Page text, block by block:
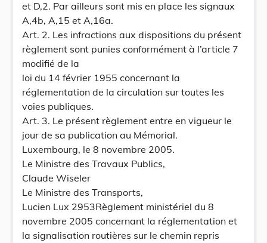
et D,2. Par ailleurs sont mis en place les signaux
A,4b, A,15 et A,16a.
Art. 2. Les infractions aux dispositions du présent
règlement sont punies conformément à l’article 7
modifié de la
loi du 14 février 1955 concernant la
réglementation de la circulation sur toutes les
voies publiques.
Art. 3. Le présent règlement entre en vigueur le
jour de sa publication au Mémorial.
Luxembourg, le 8 novembre 2005.
Le Ministre des Travaux Publics,
Claude Wiseler
Le Ministre des Transports,
Lucien Lux 2953Règlement ministériel du 8
novembre 2005 concernant la réglementation et
la signalisation routières sur le chemin repris